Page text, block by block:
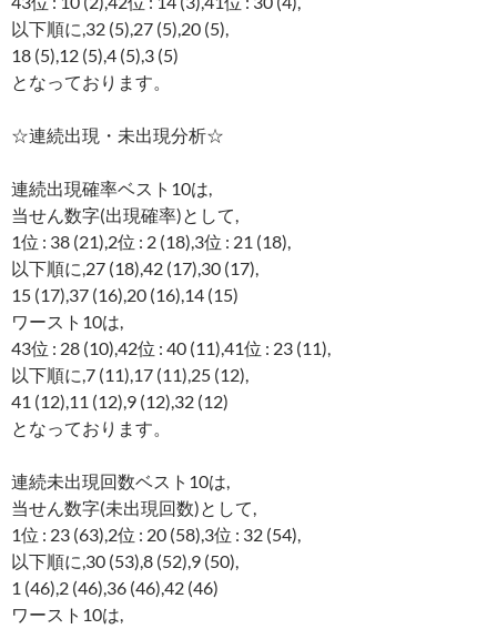
以下順に,32 (5),27 (5),20 (5),
18 (5),12 (5),4 (5),3 (5)
となっております。
☆連続出現・未出現分析☆
連続出現確率ベスト10は,
当せん数字(出現確率)として,
1位 : 38 (21),2位 : 2 (18),3位 : 21 (18),
以下順に,27 (18),42 (17),30 (17),
15 (17),37 (16),20 (16),14 (15)
ワースト10は,
43位 : 28 (10),42位 : 40 (11),41位 : 23 (11),
以下順に,7 (11),17 (11),25 (12),
41 (12),11 (12),9 (12),32 (12)
となっております。
連続未出現回数ベスト10は,
当せん数字(未出現回数)として,
1位 : 23 (63),2位 : 20 (58),3位 : 32 (54),
以下順に,30 (53),8 (52),9 (50),
1 (46),2 (46),36 (46),42 (46)
ワースト10は,